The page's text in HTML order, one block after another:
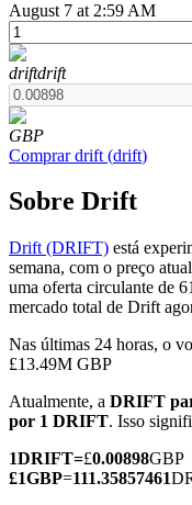
Futuros COIN-M
Futuros de
TradFi
Derivativos de
August 7 at 2:59 AM
driftdrift
GBP
Comprar drift (drift)
Sobre Drift
Drift (DRIFT) está
semana, com o preço atual
uma oferta circulante de
mercado total de Drift
Nas últimas 24 horas, o
£13.49M GBP
Atualmente, a DRIFT
por 1 DRIFT. Isso
1DRIFT=£0.00898GBP
£1GBP=111.35857461